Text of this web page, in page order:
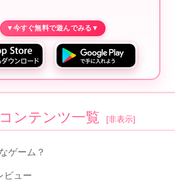
コンテンツ一覧 [非表示]
ゲーム？
ビュー